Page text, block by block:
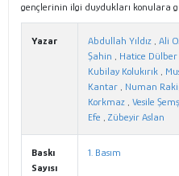
gençlerinin ilgi duydukları konulara
Yazar Abdullah Yıldız , Ali
Şahin , Hatice Dülber
Kubilay Kolukırık ,
Kantar , Numan
Korkmaz , Vesile
Efe , Zübeyir Aslan
Baskı
Sayısı
1. Basım